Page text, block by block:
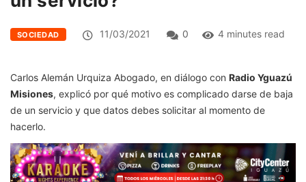
SOCIEDAD 11/03/2021 0 4 minutes read
Carlos Alemán Urquiza Abogado, en diálogo con Radio Yguazú
Misiones, explicó por qué motivo es complicado darse de baja
de un servicio y que datos debes solicitar al momento de
hacerlo.